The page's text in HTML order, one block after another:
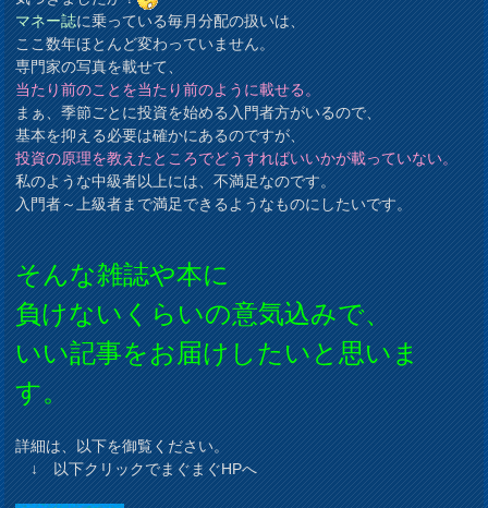
マネー誌に乗っている毎月分配の扱いは、
ここ数年ほとんど変わっていません。
専門家の写真を載せて、
当たり前のことを当たり前のように載せる。
まぁ、季節ごとに投資を始める入門者方がいるので、
基本を抑える必要は確かにあるのですが、
投資の原理を教えたところでどうすればいいかが載っていない。
私のような中級者以上には、不満足なのです。
入門者～上級者まで満足できるようなものにしたいです。
そんな雑誌や本に
負けないくらいの意気込みで、
いい記事をお届けしたいと思いま
す。
詳細は、以下を御覧ください。
↓ 以下クリックでまぐまぐHPへ